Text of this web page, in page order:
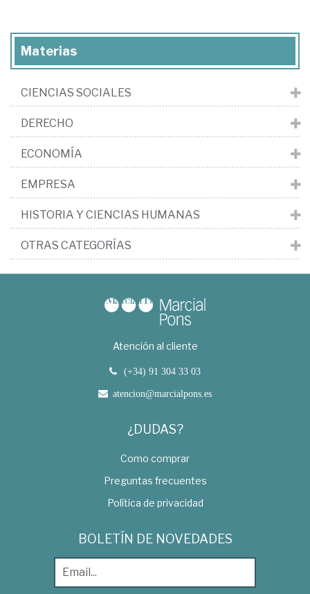
Materias
CIENCIAS SOCIALES
DERECHO
ECONOMÍA
EMPRESA
HISTORIA Y CIENCIAS HUMANAS
OTRAS CATEGORÍAS
Atención al cliente
(+34) 91 304 33 03
atencion@marcialpons.es
¿DUDAS?
Como comprar
Preguntas frecuentes
Política de privacidad
BOLETÍN DE NOVEDADES